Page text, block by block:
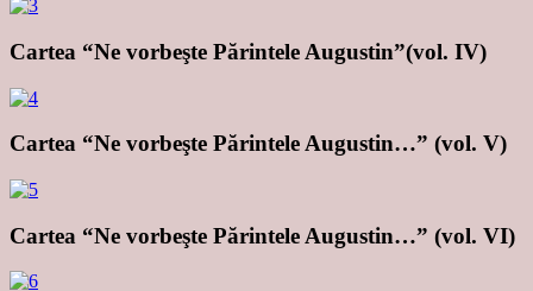
Cartea “Ne vorbeşte Părintele Augustin”(vol. IV)
Cartea “Ne vorbeşte Părintele Augustin…” (vol. V)
Cartea “Ne vorbeşte Părintele Augustin…” (vol. VI)